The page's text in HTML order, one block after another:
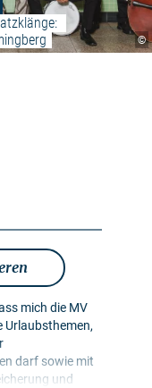
©
mich die MV
darf sowie mit
und